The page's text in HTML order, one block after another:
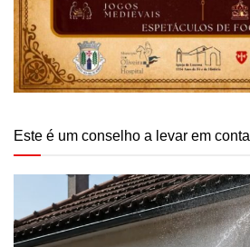
Este é um conselho a levar em conta